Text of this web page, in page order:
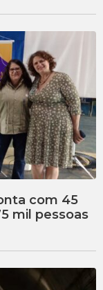
com 45
mil pessoas